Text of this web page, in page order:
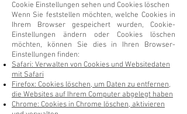
Cookie Einstellungen sehen und Cookies löschen
Wenn Sie feststellen möchten, welche Cookies in
Ihrem Browser gespeichert wurden, Cookie-
Einstellungen ändern oder Cookies löschen
möchten, können Sie dies in Ihren Browser-
Einstellungen finden:
Safari: Verwalten von Cookies und Websitedaten
mit Safari
Firefox: Cookies löschen, um Daten zu entfernen,
die Websites auf Ihrem Computer abgelegt haben
Chrome: Cookies in Chrome löschen, aktivieren